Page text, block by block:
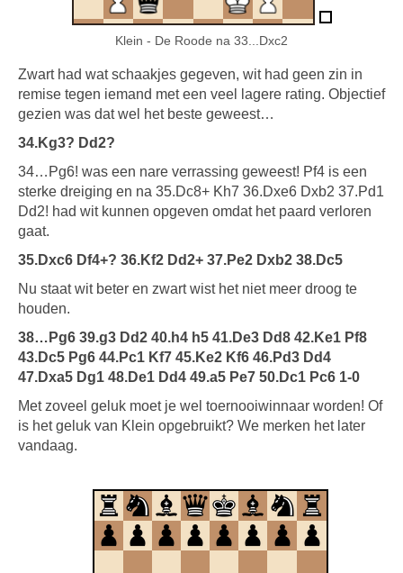
Klein - De Roode na 33...Dxc2
Zwart had wat schaakjes gegeven, wit had geen zin in
remise tegen iemand met een veel lagere rating. Objectief
gezien was dat wel het beste geweest…
34.Kg3? Dd2?
34…Pg6! was een nare verrassing geweest! Pf4 is een
sterke dreiging en na 35.Dc8+ Kh7 36.Dxe6 Dxb2 37.Pd1
Dd2! had wit kunnen opgeven omdat het paard verloren
gaat.
35.Dxc6 Df4+? 36.Kf2 Dd2+ 37.Pe2 Dxb2 38.Dc5
Nu staat wit beter en zwart wist het niet meer droog te
houden.
38…Pg6 39.g3 Dd2 40.h4 h5 41.De3 Dd8 42.Ke1 Pf8
43.Dc5 Pg6 44.Pc1 Kf7 45.Ke2 Kf6 46.Pd3 Dd4
47.Dxa5 Dg1 48.De1 Dd4 49.a5 Pe7 50.Dc1 Pc6 1-0
Met zoveel geluk moet je wel toernooiwinnaar worden! Of
is het geluk van Klein opgebruikt? We merken het later
vandaag.